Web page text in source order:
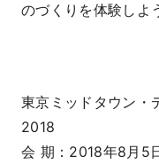
のづくりを体験しよ
東京ミッドタウン・
2018
会 期：2018年8月5